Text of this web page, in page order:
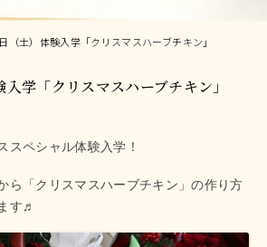
（土）体験入学「クリスマスハーブチキン」
学「クリスマスハーブチキン」
スペシャル体験入学！
ら「クリスマスハーブチキン」の作り方
す♬